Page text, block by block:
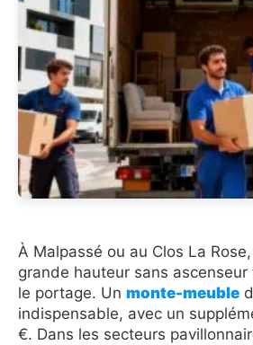
À Malpassé ou au Clos La
grande hauteur sans
le portage. Un monte-meuble
indispensable, avec un
€. Dans les secteurs